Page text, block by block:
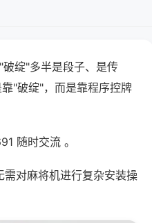
绽"多半是段子、是传
"破绽"，而是靠程序控牌
随时交流 。
对麻将机进行复杂安装操